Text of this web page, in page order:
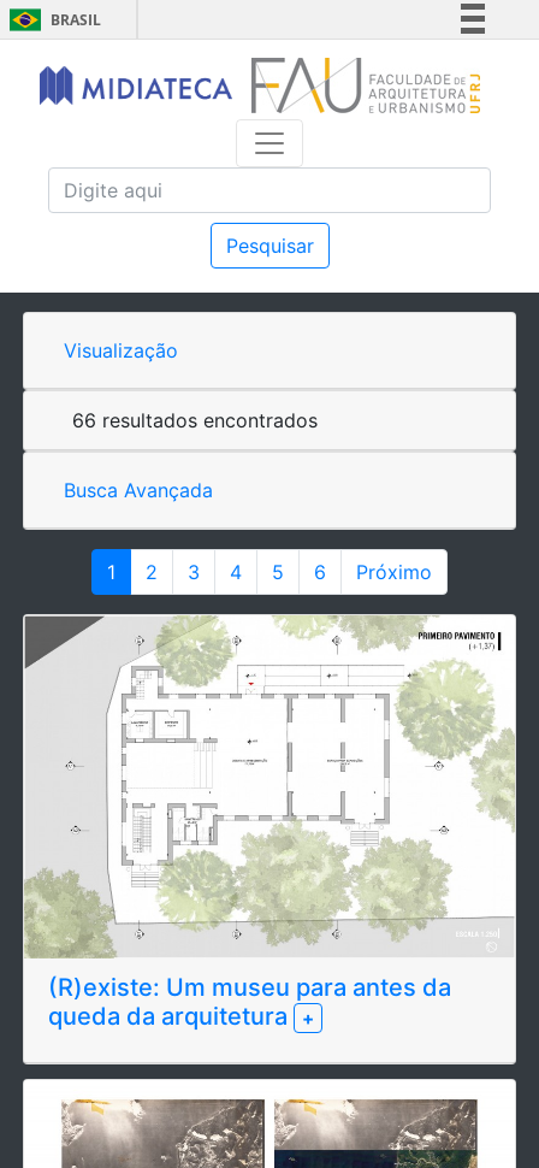
BRASIL
Simplifique!
Comunica BR
Acesso à informação
Pesquisar
Visualização
66 resultados encontrados
Busca Avançada
1 2 3 4 5 6 Próximo
(R)existe: Um museu para antes da
queda da arquitetura
+